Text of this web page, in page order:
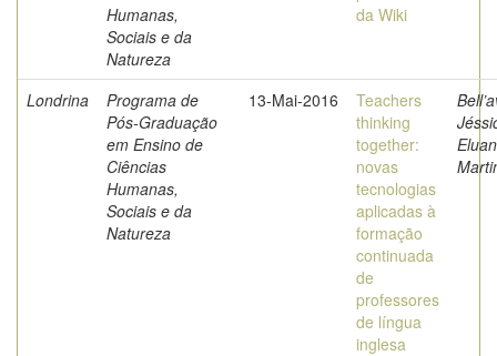
Humanas,
Sociais e da
Natureza
da Wiki
Londrina
Programa de
Pós-Graduação
em Ensino de
Ciências
Humanas,
Sociais e da
Natureza
13-Mai-2016
Teachers
thinking
together:
novas
tecnologias
aplicadas à
formação
continuada
de
professores
de língua
inglesa
Eluan